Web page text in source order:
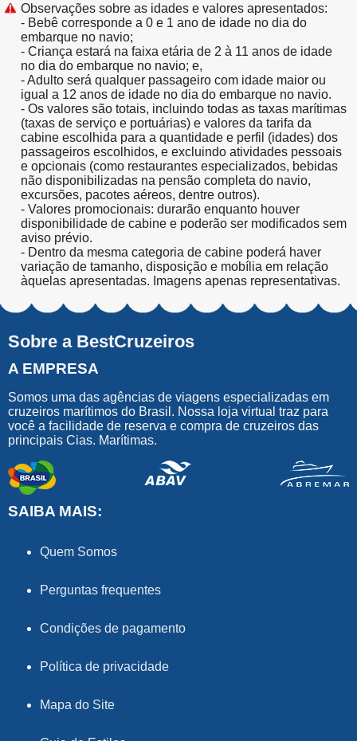
Observações sobre as idades e valores apresentados:
- Bebê corresponde a 0 e 1 ano de idade no dia do
embarque no navio;
- Criança estará na faixa etária de 2 à 11 anos de idade
no dia do embarque no navio; e,
- Adulto será qualquer passageiro com idade maior ou
igual a 12 anos de idade no dia do embarque no navio.
- Os valores são totais, incluindo todas as taxas marítimas
(taxas de serviço e portuárias) e valores da tarifa da
cabine escolhida para a quantidade e perfil (idades) dos
passageiros escolhidos, e excluindo atividades pessoais
e opcionais (como restaurantes especializados, bebidas
não disponibilizadas na pensão completa do navio,
excursões, pacotes aéreos, dentre outros).
- Valores promocionais: durarão enquanto houver
disponibilidade de cabine e poderão ser modificados sem
aviso prévio.
- Dentro da mesma categoria de cabine poderá haver
variação de tamanho, disposição e mobília em relação
àquelas apresentadas. Imagens apenas representativas.
Sobre a BestCruzeiros
A EMPRESA
Somos uma das agências de viagens especializadas em
cruzeiros marítimos do Brasil. Nossa loja virtual traz para
você a facilidade de reserva e compra de cruzeiros das
principais Cias. Marítimas.
SAIBA MAIS:
Quem Somos
Perguntas frequentes
Condições de pagamento
Política de privacidade
Mapa do Site